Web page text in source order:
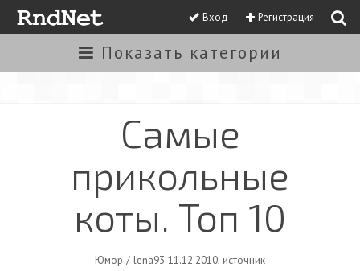
Вход Регистрация
Показать категории
Самые
прикольные
коты. Топ 10
Юмор / lena93 11.12.2010, источник